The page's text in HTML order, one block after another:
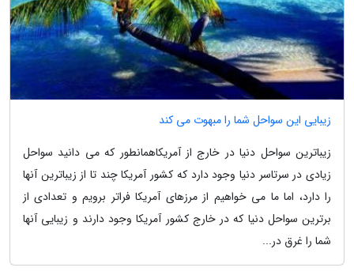
زیبایی این سواحل شما را مبهوت می کند
زیباترین سواحل دنیا در خارج از آمریکاهمانطور که می دانید سواحل
زیادی در سرتاسر دنیا وجود دارد که کشور آمریکا چند تا از زیباترین آنها
را دارد، اما ما می خواهیم از مرزهای آمریکا فراتر برویم و تعدادی از
برترین سواحل دنیا که در خارج کشور آمریکا وجود دارند و زیبایی آنها
شما را غرق در...